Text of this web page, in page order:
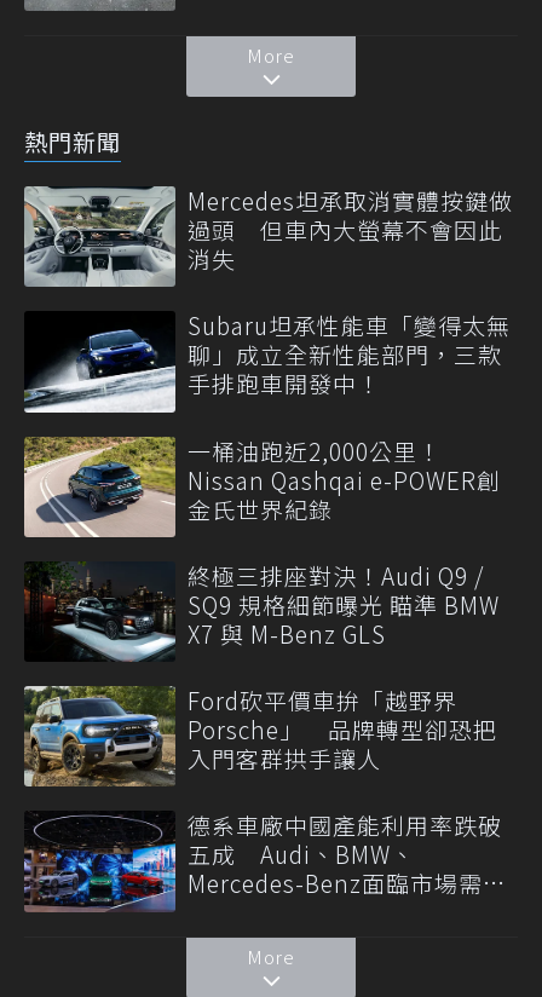
More
熱門新聞
Mercedes坦承取消實體按鍵做
過頭 但車內大螢幕不會因此
消失
Subaru坦承性能車「變得太無
聊」成立全新性能部門，三款
手排跑車開發中！
一桶油跑近2,000公里！
Nissan Qashqai e-POWER創
金氏世界紀錄
終極三排座對決！Audi Q9 /
SQ9 規格細節曝光 瞄準 BMW
X7 與 M-Benz GLS
Ford砍平價車拚「越野界
Porsche」 品牌轉型卻恐把
入門客群拱手讓人
德系車廠中國產能利用率跌破
五成 Audi、BMW、
Mercedes-Benz面臨市場需求
More